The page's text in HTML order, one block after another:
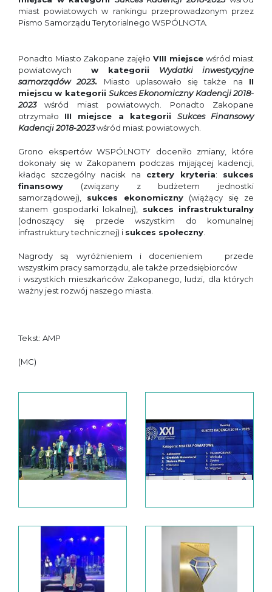
miast powiatowych w rankingu przeprowadzonym przez
Pismo Samorządu Terytorialnego WSPÓLNOTA.
Ponadto Miasto Zakopane zajęło VIII miejscewśród miast
powiatowych w kategorii Wydatki inwestycyjne
samorządów 2023. Miasto uplasowało się także na II
miejscu w kategorii Sukces Ekonomiczny Kadencji 2018-
2023wśród miast powiatowych. Ponadto Zakopane
otrzymało III miejsce a kategorii Sukces Finansowy
Kadencji 2018-2023wśród miast powiatowych.
Grono ekspertów WSPÓLNOTY doceniło zmiany, które
dokonały się w Zakopanem podczas mijającej kadencji,
kładąc szczególny nacisk na cztery kryteria: sukces
finansowy (związany z budżetem jednostki
samorządowej), sukces ekonomiczny (wiążący się ze
stanem gospodarki lokalnej), sukces infrastrukturalny
(odnoszący się przede wszystkim do komunalnej
infrastruktury technicznej) i sukces społeczny.
Nagrody są wyróżnieniem i docenieniem przede
wszystkim pracy samorządu, ale także przedsiębiorców
i wszystkich mieszkańców Zakopanego, ludzi, dla których
ważny jest rozwój naszego miasta.
Tekst: AMP
(MC)